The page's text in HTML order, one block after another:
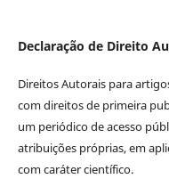
Declaração de Direito
Direitos Autorais para
com direitos de primeira
um periódico de acesso
atribuições próprias, em
com caráter científico.